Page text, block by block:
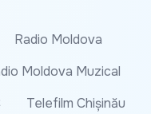
Radio Moldova
Moldova Muzical
Telefilm Chișinău